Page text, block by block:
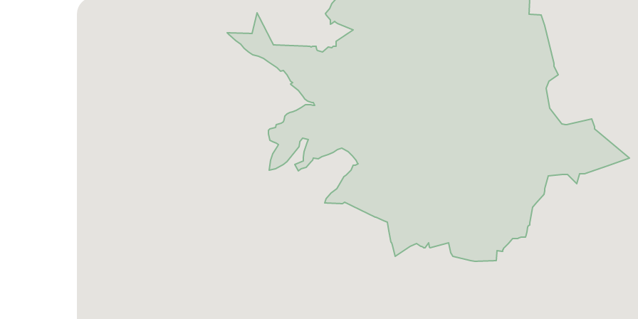
Besonders attraktiv ist die Lage für Naturliebhaber, Ruhesuchende sowie Ferienwohnungsnutzer. Die
Freizeitmöglichkeiten – von Wandern und Mountainbiken im Sommer bis hin zu den nahegelegenen
sowie zahlreiche Ausflugsziele in Oberbayern sind schnell erreichbar.
Durch die gute Anbindung an die Autobahn A8 München–Salzburg erreichen Sie die Städte
kurzer Zeit. Somit eignet sich der Standort sowohl als dauerhafter Wohnsitz als auch ideal als Zweit-